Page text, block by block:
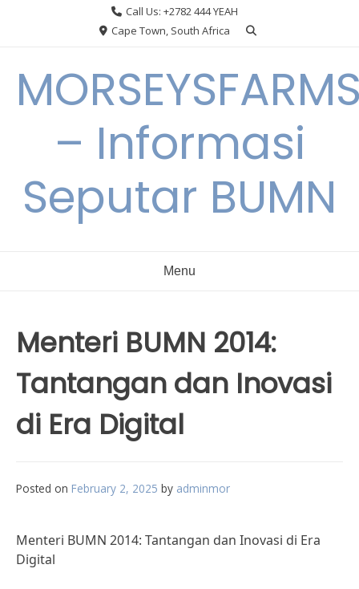
Call Us: +2782 444 YEAH
Cape Town, South Africa
– Informasi
Seputar BUMN
Menu
Menteri BUMN 2014:
Tantangan dan Inovasi
di Era Digital
Posted on February 2, 2025 by adminmor
Menteri BUMN 2014: Tantangan dan Inovasi di Era
Digital